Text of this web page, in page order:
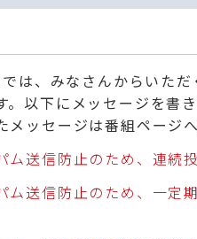
は、みなさんからいた
。以下にメッセージを書
メッセージは番組ページ
ム送信防止のため、連続
ム送信防止のため、一定